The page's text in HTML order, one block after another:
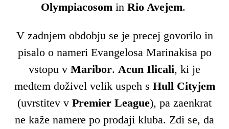
OlympiacosominRio Avejem.
V zadnjem obdobju se je precej govorilo in
pisalo o nameri Evangelosa Marinakisa po
vstopu v Maribor. Acun Ilicali, ki je
medtem doživel velik uspeh s Hull Cityjem
(uvrstitev v Premier League), pa zaenkrat
ne kaže namere po prodaji kluba. Zdi se, da